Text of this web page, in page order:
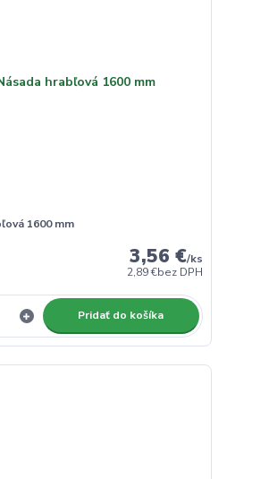
1600 mm
3,56 €/ks
2,89 €bez DPH
Pridať do košíka